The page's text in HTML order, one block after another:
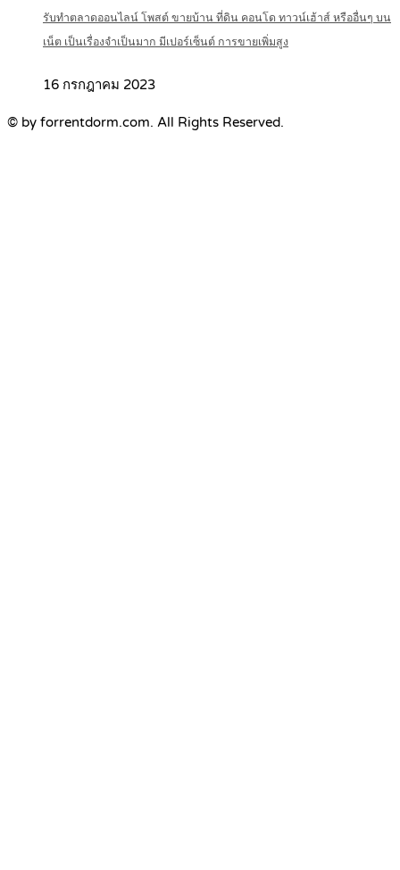
รับทำตลาดออนไลน์ โพสต์ ขายบ้าน ที่ดิน คอนโด ทาวน์เฮ้าส์ หรืออื่นๆ บน
เน็ต เป็นเรื่องจำเป็นมาก มีเปอร์เซ็นต์ การขายเพิ่มสูง
16 กรกฎาคม 2023
© by forrentdorm.com. All Rights Reserved.